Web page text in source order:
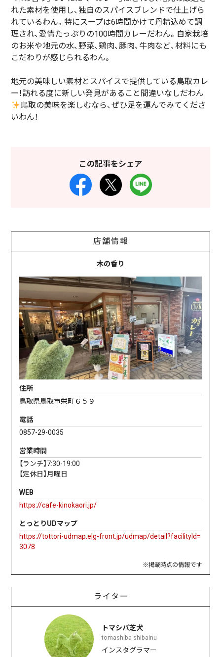
れた素材を使用し、独自のスパイスブレンドで仕上げら
れているわん。特にスープは6時間かけて丹精込めて調
理され、愛情たっぷりの100時間カレーだわん。自家栽培
のお米や地元の水、野菜、鶏肉、豚肉、牛肉など、材料にも
こだわりが感じられるわん。
地元の美味しい素材とスパイスで提供している鳥取カレ
ー！訪れる度に新しい発見があること間違いなしだわん
鳥取の美味を楽しむなら、ぜひ足を運んでみてくださ
いわん！
この記事をシェア
店舗情報
木の香り
住所
鳥取県鳥取市栄町６５９
電話
0857-29-0035
営業時間
【ランチ】7:30-19:00
【定休日】月曜日
WEB
https://cafe-kinokaori.jp/
とっとりUDマップ
https://tottori-udmap.elg-front.jp/udmap/detail?facilityId=
3078
※掲載時点の情報です
ライター
トマシバ芝犬
tomashiba shibainu
インスタグラマー